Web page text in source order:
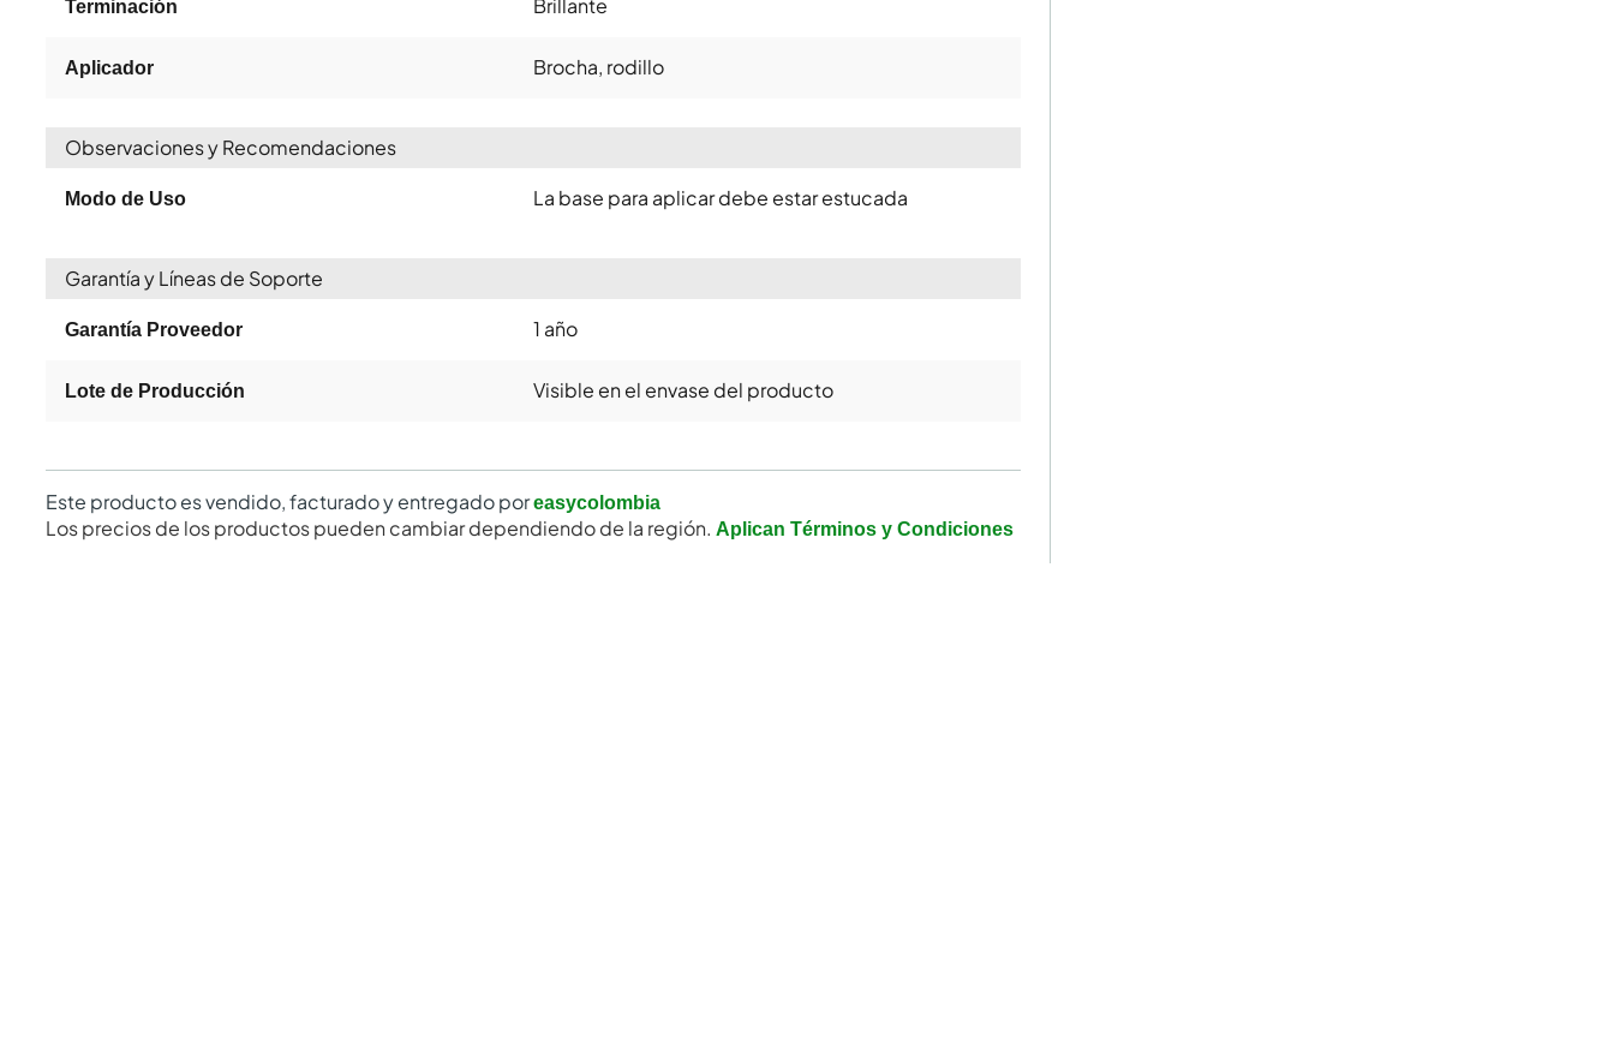
Terminación Brillante
Aplicador Brocha, rodillo
Observaciones y Recomendaciones
Modo de Uso La base para aplicar debe estar estucada
Garantía y Líneas de Soporte
Garantía Proveedor 1 año
Lote de Producción Visible en el envase del producto
Este producto es vendido, facturado y entregado poreasycolombia
Los precios de los productos pueden cambiar dependiendo de la región. Aplican Términos y Condiciones